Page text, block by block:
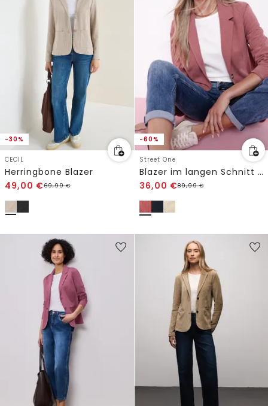
-30%
CECIL
Herringbone Blazer
49,00 €69,99€
-60%
Street One
Blazer im langen Schnitt mit Struktur
36,00 €89,99€